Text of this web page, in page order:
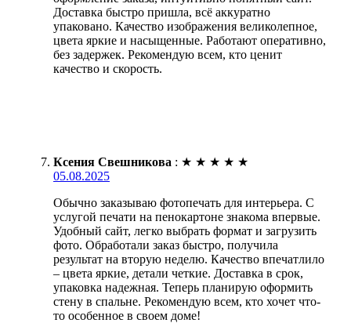
Доставка быстро пришла, всё аккуратно
упаковано. Качество изображения великолепное,
цвета яркие и насыщенные. Работают оперативно,
без задержек. Рекомендую всем, кто ценит
качество и скорость.
Ксения Свешникова : ★ ★ ★ ★ ★
05.08.2025
Обычно заказываю фотопечать для интерьера. С
услугой печати на пенокартоне знакома впервые.
Удобный сайт, легко выбрать формат и загрузить
фото. Обработали заказ быстро, получила
результат на вторую неделю. Качество впечатлило
– цвета яркие, детали четкие. Доставка в срок,
упаковка надежная. Теперь планирую оформить
стену в спальне. Рекомендую всем, кто хочет что-
то особенное в своем доме!